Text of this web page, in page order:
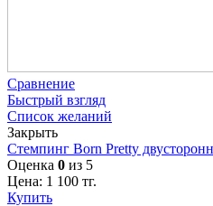
Сравнение
Быстрый взгляд
Список желаний
Закрыть
Стемпинг Born Pretty
Оценка 0 из 5
Цена: 1 100 тг.
Купить